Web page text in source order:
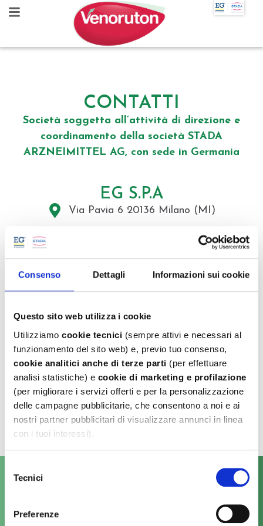
Consenso Dettagli Informazioni sui cookie
Questo sito web utilizza i cookie
Utilizziamo cookie tecnici (sempre attivi e necessari al
funzionamento del sito web) e, previo tuo consenso,
cookie analitici anche di terze parti (per effettuare
analisi statistiche) e cookie di marketing e profilazione
(per migliorare i servizi offerti e per la personalizzazione
delle campagne pubblicitarie, che consentono a noi e ai
nostri partner pubblicitari di visualizzare annunci in linea
con i tuoi interessi).
“Accetta tutti”
, per acconsentire all’uso di tutti i
"Usa solo i cookie necessari”
, per acconsentire
delTecnici
Preferenze
CONTATTI
Società soggetta all’attività di direzione e
coordinamento della società STADA
ARZNEIMITTEL AG, con sede in Germania
EG S.P.A
Via Pavia 6 20136 Milano (MI)
fax: +39 02 83103776
CONTATTARE L'UFFICIO DI
FARMACOVIGILANZA DI EG S.P.A. Al
SEGUENTI RECAPITI:
Phone: +39 02 8310371
fax: +39 02 83103771
pv-unit@eglab.it
VENORUTON
Emorroidi